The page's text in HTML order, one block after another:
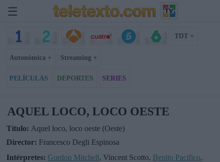
☰
TDT +
Autonómica + Streaming +
PELÍCULAS DEPORTES SERIES
AQUEL LOCO, LOCO OESTE
Título: Aquel loco, loco oeste (Oeste)
Director: Francesco Degli Espinosa
Intérpretes: Gordon Mitchell, Vincent Scotto, Benito Pacifico,